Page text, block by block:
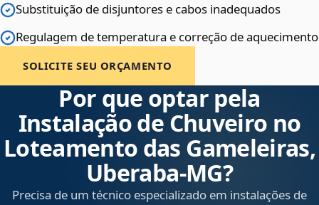
Substituição de disjuntores e cabos inadequados
Regulagem de temperatura e correção de aquecimento
SOLICITE SEU ORÇAMENTO
Por que optar pela
Instalação de Chuveiro no
Loteamento das Gameleiras,
Uberaba‑MG?
Precisa de um técnico especializado em instalações de